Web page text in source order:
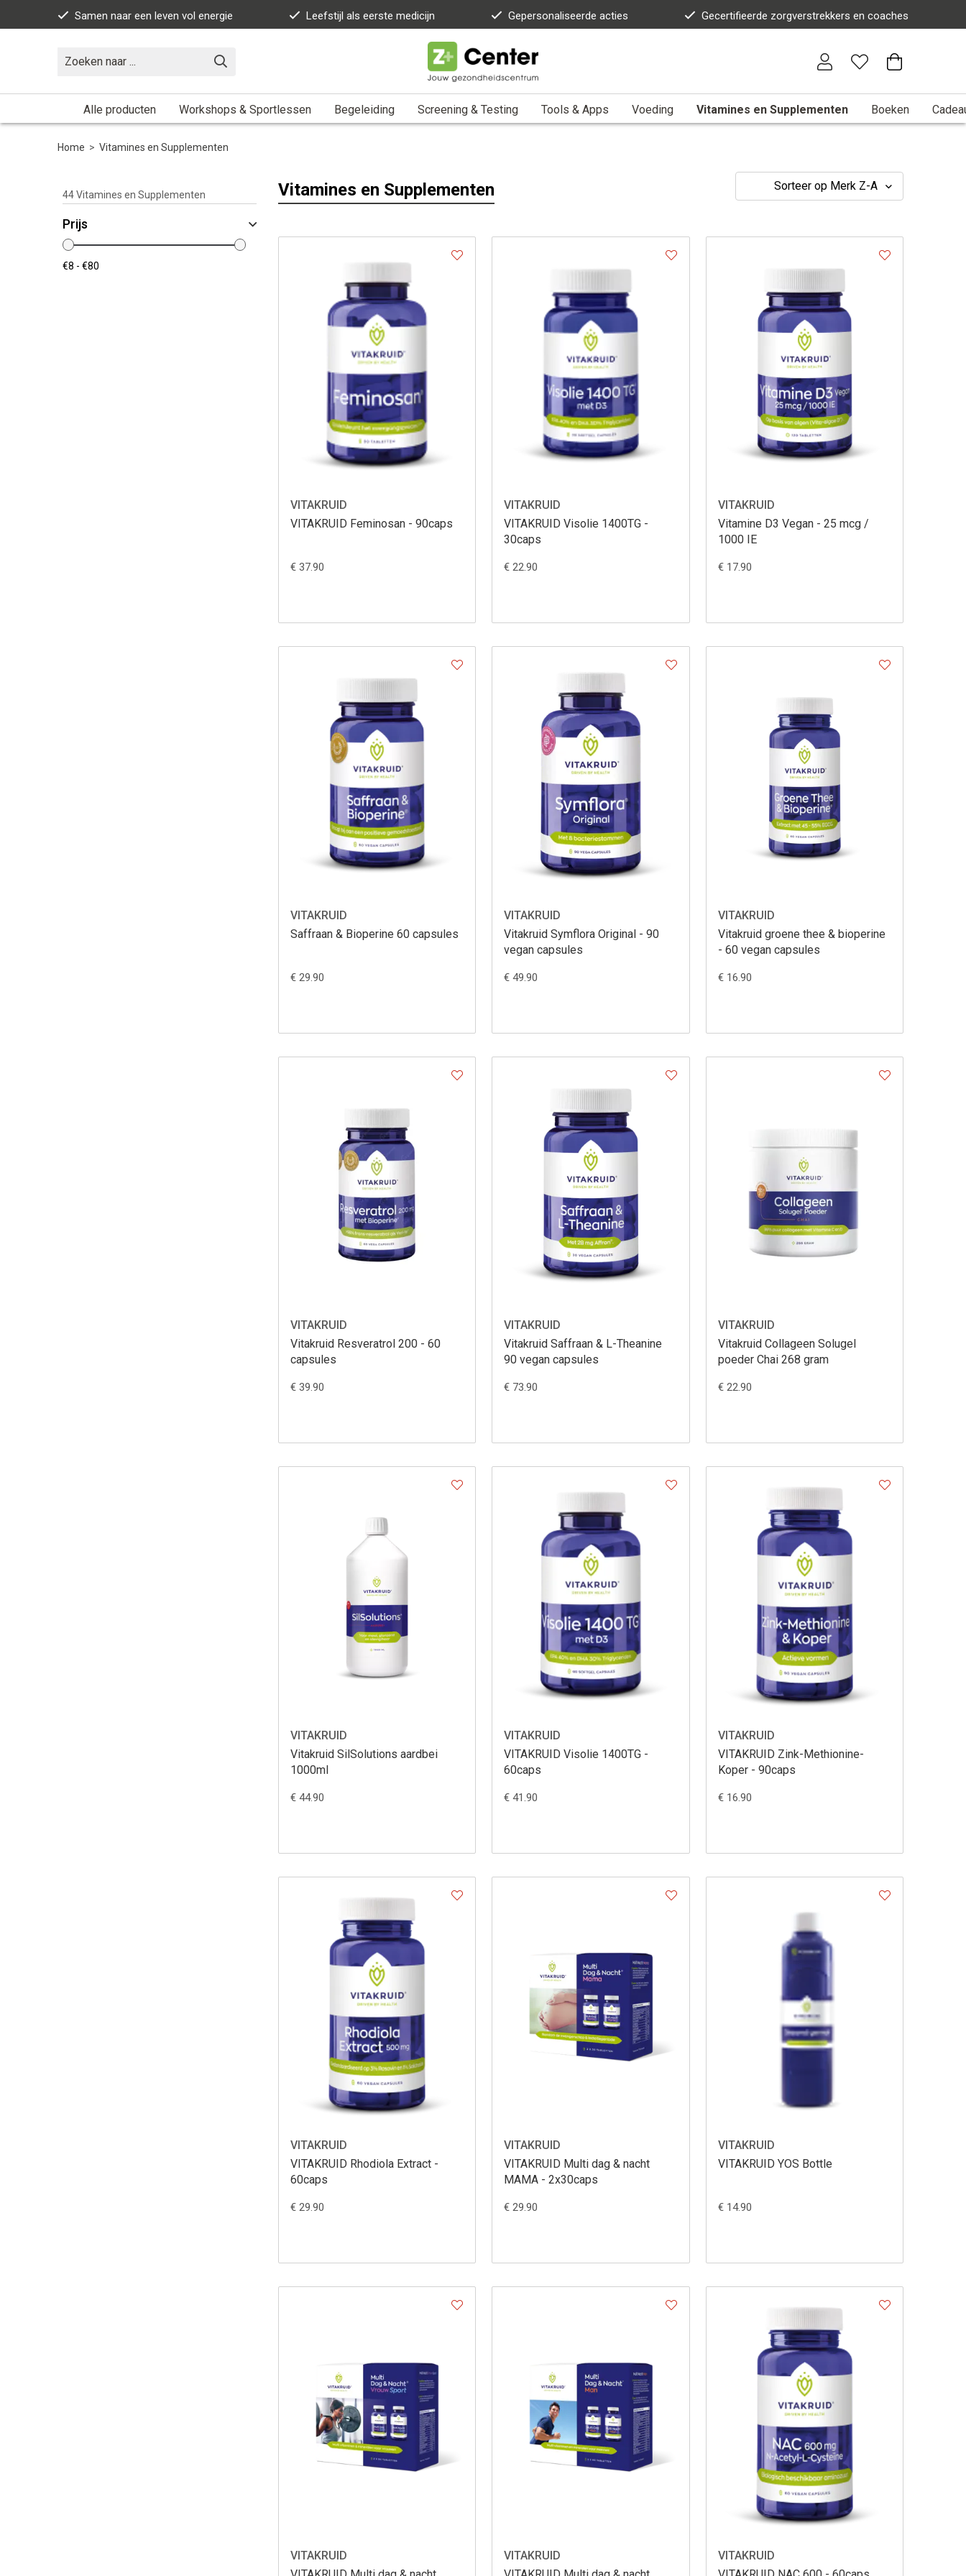
Samen naar een leven vol energie Leefstijl als eerste medicijn Gepersonaliseerde acties Gecertifieerde zorgverstrekkers en coaches
Alle producten Workshops & Sportlessen Begeleiding Screening & Testing Tools & Apps Voeding Vitamines en Supplementen Boeken
Home > Vitamines en Supplementen
44Vitamines en Supplementen
Prijs
Vitamines en Supplementen
VITAKRUID
VITAKRUID Feminosan - 90caps
€ 37.90
VITAKRUID
VITAKRUID Visolie 1400TG -
30caps
€ 22.90
VITAKRUID
Vitamine D3 Vegan - 25 mcg /
1000 IE
€ 17.90
VITAKRUID
Saffraan & Bioperine 60 capsules
€ 29.90
VITAKRUID
Vitakruid Symflora Original - 90
vegan capsules
€ 49.90
VITAKRUID
Vitakruid groene thee & bioperine
- 60 vegan capsules
€ 16.90
VITAKRUID
Vitakruid Resveratrol 200 - 60
capsules
€ 39.90
VITAKRUID
Vitakruid Saffraan & L-Theanine
90 vegan capsules
€ 73.90
VITAKRUID
Vitakruid Collageen Solugel
poeder Chai 268 gram
€ 22.90
VITAKRUID
Vitakruid SilSolutions aardbei
1000ml
€ 44.90
VITAKRUID
VITAKRUID Visolie 1400TG -
60caps
€ 41.90
VITAKRUID
VITAKRUID Zink-Methionine-
Koper - 90caps
€ 16.90
VITAKRUID
VITAKRUID Rhodiola Extract -
60caps
€ 29.90
VITAKRUID
VITAKRUID Multi dag & nacht
MAMA - 2x30caps
€ 29.90
VITAKRUID
VITAKRUID YOS Bottle
€ 14.90
VITAKRUID
VITAKRUID
VITAKRUID